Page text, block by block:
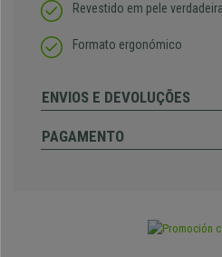
Revestido em pele verdadeira
Formato ergonómico
ENVIOS E DEVOLUÇÕES
PAGAMENTO